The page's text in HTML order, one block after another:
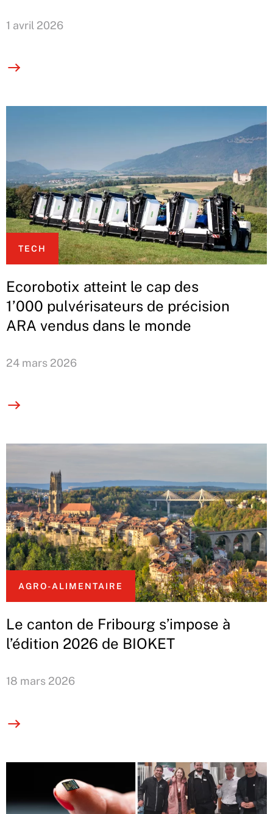
1 avril 2026
TECH
Ecorobotix atteint le cap des
1’000 pulvérisateurs de précision
ARA vendus dans le monde
24 mars 2026
AGRO-ALIMENTAIRE
Le canton de Fribourg s’impose à
l’édition 2026 de BIOKET
18 mars 2026